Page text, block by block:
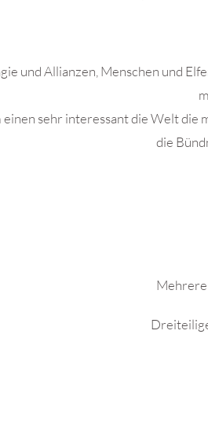
und Allianzen, Menschen und
einen sehr interessant die Welt
die
Mehrere